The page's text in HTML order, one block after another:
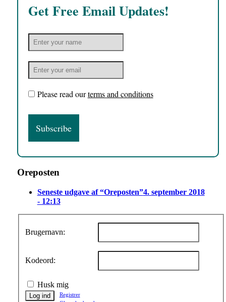
Get Free Email Updates!
Please read ourterms and conditions
Oreposten
Seneste udgave af “Oreposten”4. september 2018
- 12:13
Brugernavn:
Kodeord:
Husk mig
Log ind
Registrer